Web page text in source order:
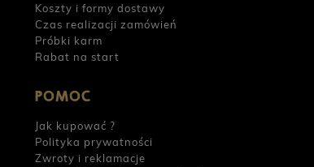
Koszty i formy dostawy
Czas realizacji zamówień
Próbki karm
Rabat na start
POMOC
Jak kupować ?
Polityka prywatności
Zwroty i reklamacje